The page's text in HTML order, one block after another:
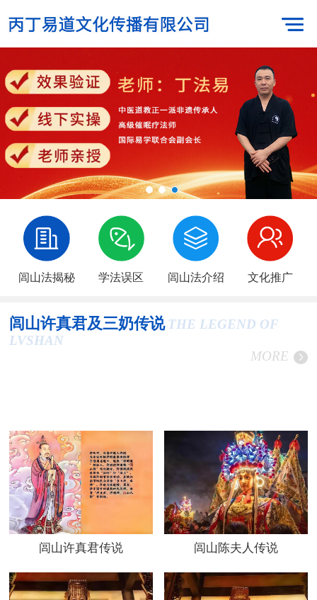
闾山法揭秘 学法误区 闾山法介绍 文化推广
闾山许真君及三奶传说 THE LEGEND OF
LVSHAN
MORE
闾山许真君传说 闾山陈夫人传说